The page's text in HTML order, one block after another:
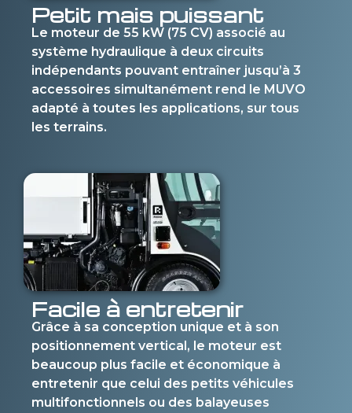
Petit mais puissant
Le moteur de 55 kW (75 CV) associé au
système hydraulique à deux circuits
indépendants pouvant entraîner jusqu’à 3
accessoires simultanément rend le MUVO
adapté à toutes les applications, sur tous
les terrains.
Facile à entretenir
Grâce à sa conception unique et à son
positionnement vertical, le moteur est
beaucoup plus facile et économique à
entretenir que celui des petits véhicules
multifonctionnels ou des balayeuses